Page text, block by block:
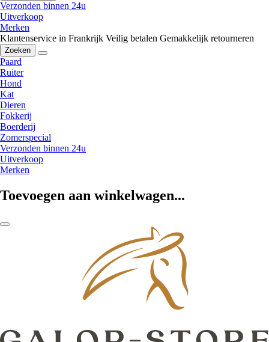
Verzonden binnen 24u
Uitverkoop
Merken
Klantenservice in Frankrijk Veilig betalen Gemakkelijk retourneren
Zoeken
Paard
Ruiter
Hond
Kat
Dieren
Fokkerij
Boerderij
Zomerspecial
Verzonden binnen 24u
Uitverkoop
Merken
Toevoegen aan winkelwagen...